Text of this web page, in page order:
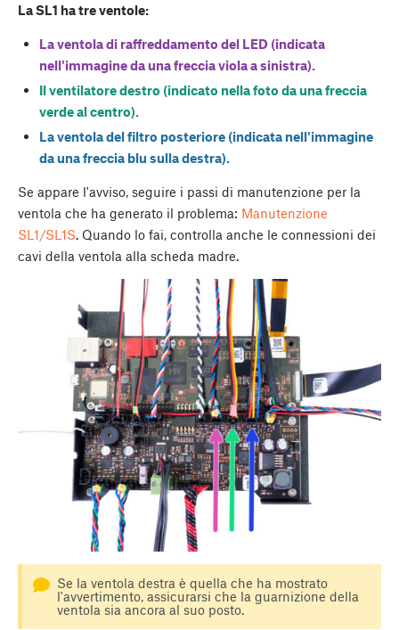
La SL1 ha tre ventole:
La ventola di raffreddamento del LED (indicata
nell'immagine da una freccia viola a sinistra).
Il ventilatore destro (indicato nella foto da una freccia
verde al centro).
La ventola del filtro posteriore (indicata nell'immagine
da una freccia blu sulla destra).
Se appare l'avviso, seguire i passi di manutenzione per la
ventola che ha generato il problema: Manutenzione
SL1/SL1S. Quando lo fai, controlla anche le connessioni dei
cavi della ventola alla scheda madre.
Se la ventola destra è quella che ha mostrato
l'avvertimento, assicurarsi che la guarnizione della
ventola sia ancora al suo posto.